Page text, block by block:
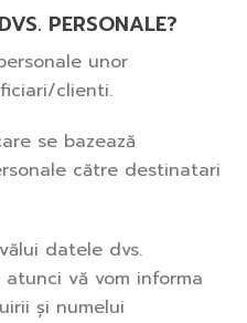
PERSONALE?
unor
clienti.
se bazează
către destinatari
datele dvs.
vă vom informa
și numelui